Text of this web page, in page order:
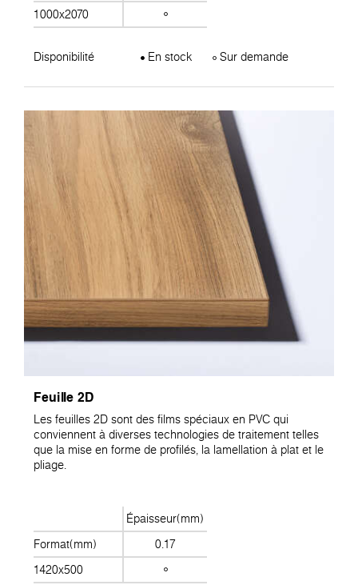
1000x2070
Disponibilité En stock Sur demande
Feuille 2D
Les feuilles 2D sont des films spéciaux en PVC qui
conviennent à diverses technologies de traitement telles
que la mise en forme de profilés, la lamellation à plat et le
pliage.
Épaisseur(mm)
Format(mm)
0.17
1420x500